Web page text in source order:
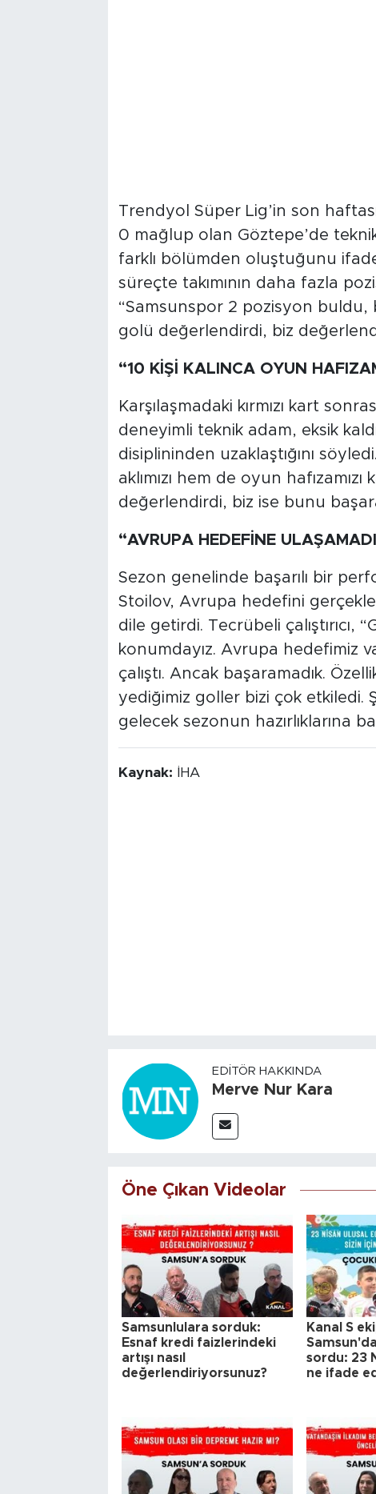
Trendyol Süper Lig’in son
0 mağlup olan Göztepe’de
farklı bölümden oluştuğunu
süreçte takımının daha fazla
“Samsunspor 2 pozisyon buldu,
golü değerlendirdi, biz
“10 KİŞİ KALINCA OYUN
Karşılaşmadaki kırmızı kart
deneyimli teknik adam, eksik
disiplininden uzaklaştığını
aklımızı hem de oyun
değerlendirdi, biz ise bunu
“AVRUPA HEDEFİNE
Sezon genelinde başarılı bir
Stoilov, Avrupa hedefini
dile getirdi. Tecrübeli çalıştırıcı,
konumdayız. Avrupa hedefimiz
çalıştı. Ancak başaramadık.
yediğimiz goller bizi çok etkiledi.
gelecek sezonun hazırlıklarına
Kaynak: İHA
EDITÖR HAKKINDA
Merve Nur Kara
Öne Çıkan Videolar
Samsunlulara sorduk:
Esnaf kredi faizlerindeki
artışı nasıl
değerlendiriyorsunuz?
Kanal S
sordu: 23
ne ifade